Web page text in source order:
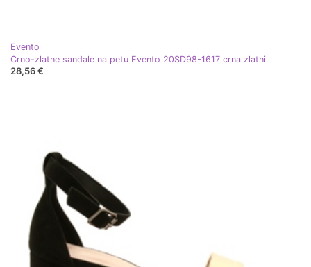
Evento
Crno-zlatne sandale na petu Evento 20SD98-1617 crna zlatni
28,56 €